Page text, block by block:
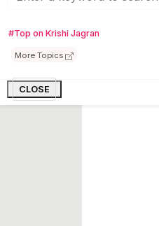
#Top on Krishi Jagran
More Topics
CLOSE